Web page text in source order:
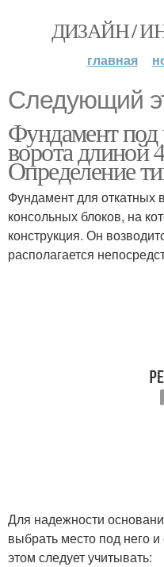
ДИЗАЙН /
главная
Следующий
Фундамент
ворота длиной
Определение
Фундамент для откатных
консольных блоков, на
конструкция. Он
располагается
Для надежности
выбрать место под него
этом следует учитывать: